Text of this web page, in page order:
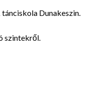
tánciskola Dunakeszin.
szintekről.